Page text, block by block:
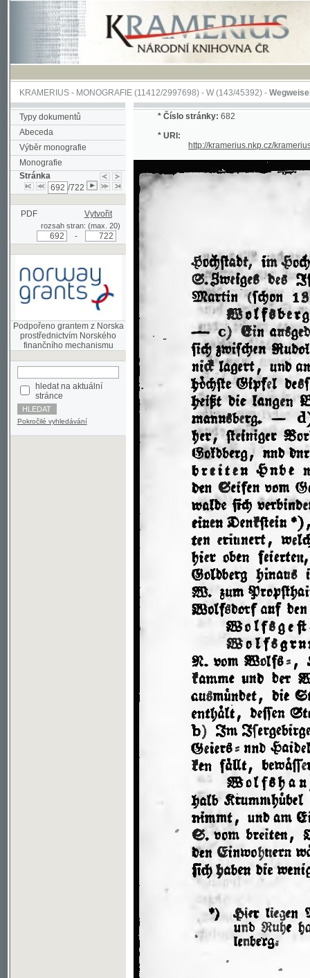
KRAMERIUS-MONOGRAFIE(11412/2997698) -W (143/45392)-Wegweiser durch
Typy dokumentů
Abeceda
Výběr monografie
Monografie
Stránka
/722
PDF Vytvořit
rozsah stran: (max. 20)
Podpořeno grantem z Norska
prostřednictvím Norského
hledat na aktuální
stránce
Pokročilé vyhledávání
http://kramerius.nkp.cz/kramerius/